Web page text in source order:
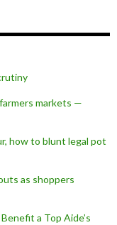
markets —
how to blunt legal pot
as shoppers
a Top Aide’s